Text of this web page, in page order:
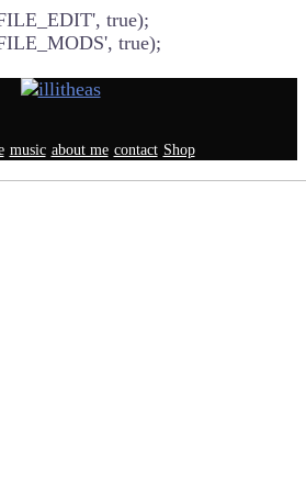
true);
true);
music about me contact Shop